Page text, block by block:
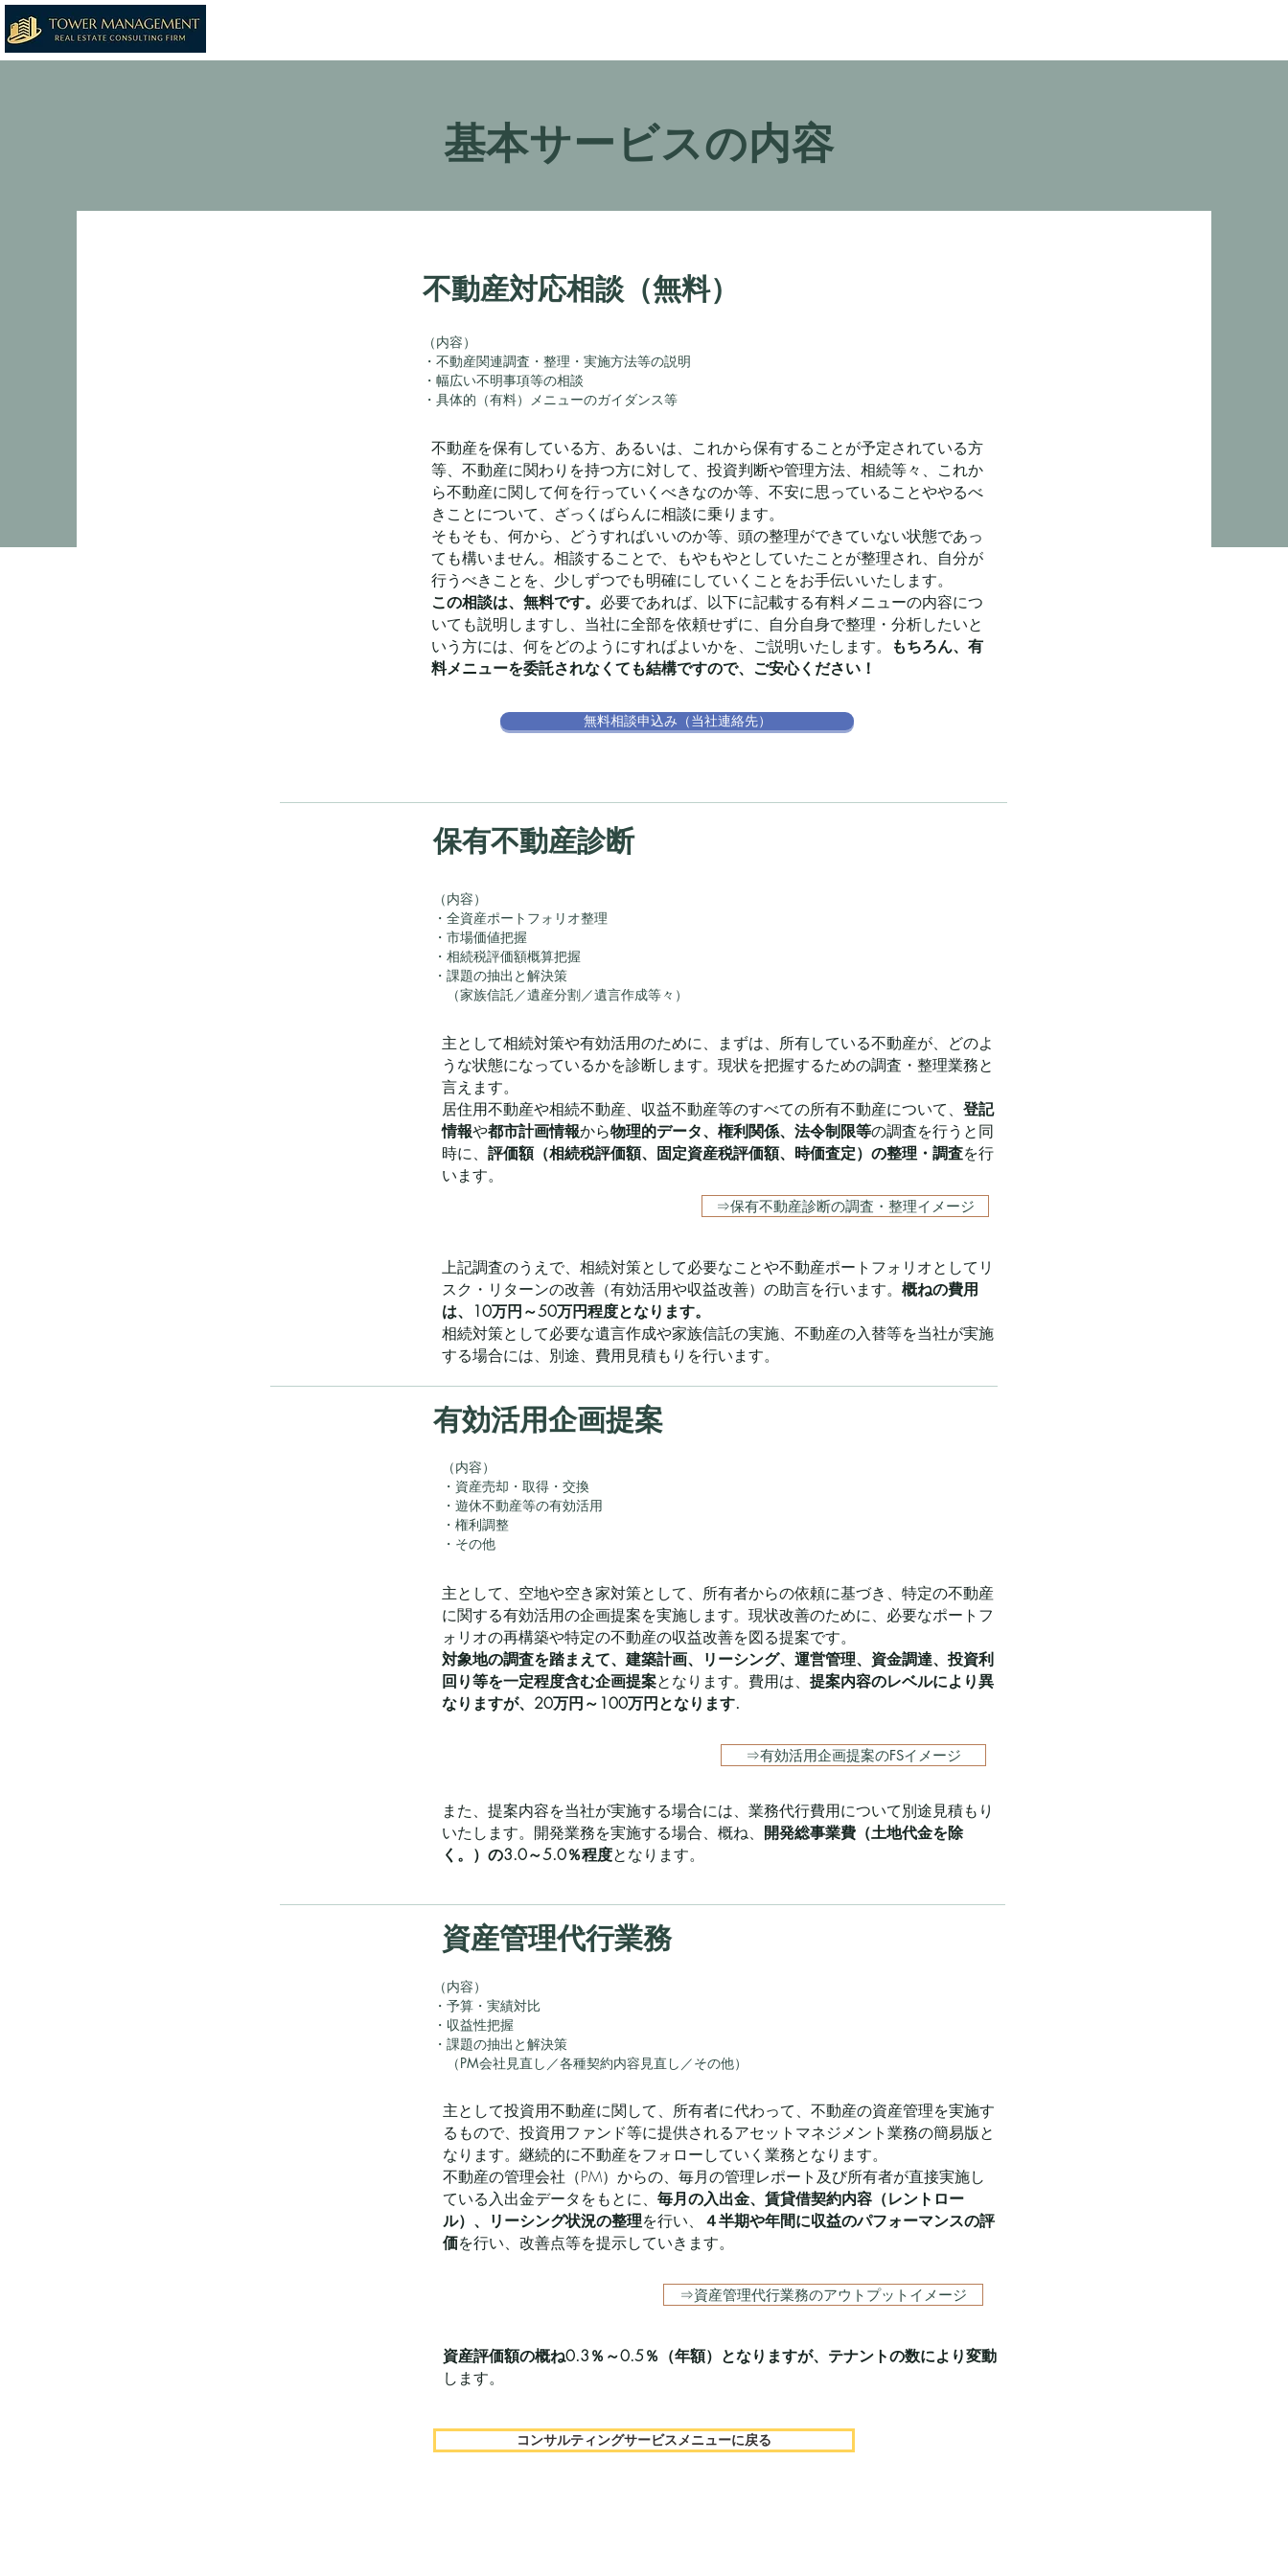
基本サービスの内容
​不動産対応相談（無料）
（内容）
・不動産関連調査・整理・実施方法等の説明
・幅広い不明事項等の相談
・具体的（有料）メニューのガイダンス等
不動産を保有している方、あるいは、これから保有することが予定されている方
等、不動産に関わりを持つ方に対して、投資判断や管理方法、相続等々、これか
ら不動産に関して何を行っていくべきなのか等、不安に思っていることややるべ
きことについて、ざっくばらんに相談に乗ります。
そもそも、何から、どうすればいいのか等、頭の整理ができていない状態であっ
ても構いません。相談することで、もやもやとしていたことが整理され、自分が
行うべきことを、少しずつでも明確にしていくことをお手伝いいたします。
この相談は、無料です。 必要であれば、以下に記載する有料メニューの内容につ
いても説明しますし、当社に全部を依頼せずに、自分自身で整理・分析したいと
いう方には、何をどのようにすればよいかを、ご説明いたします。
もちろん、有
料メニューを委託されなくても結構ですので、ご安心ください！
無料相談申込み（当社連絡先）
保有不動産診断
（内容）
・全資産ポートフォリオ整理
・市場価値把握
・相続税評価額概算把握
・課題の抽出と解決策
（家族信託／遺産分割／遺言作成等々）
主として相続対策や有効活用のために、まずは、所有している不動産が、どのよ
うな状態になっているかを診断します。現状を把握するための調査・整理業務と
言えます。
居住用不動産や相続不動産、収益不動産等のすべての所有不動産について、 登記
情報や都市計画情報から物理的データ、権利関係、法令制限等の調査を行うと同
時に、 評価額（相続税評価額、固定資産税評価額、時価査定）の整理・調査を行
います。
⇒保有不動産診断の調査・整理イメージ
上記調査のうえで、相続対策として必要なことや不動産ポートフォリオとしてリ
スク・リターンの改善（有効活用や収益改善）の助言を行います。 概ねの費用
は、10万円～50万円程度となります。
相続対策として必要な遺言作成や家族信託の実施、不動産の入替等を当社が実施
する場合には、別途、費用見積もりを行います。
有効活用企画提案
（内容）
・資産売却・取得・交換
・遊休不動産等の有効活用
・権利調整
・その他
主として、空地や空き家対策として、所有者からの依頼に基づき、特定の不動産
に関する有効活用の企画提案を実施します。現状改善のために、必要なポートフ
ォリオの再構築や特定の不動産の収益改善を図る提案です。
対象地の調査を踏まえて、建築計画、リーシング、運営管理、資金調達、投資利
回り等を一定程度含む企画提案となります。費用は、 提案内容のレベルにより異
なりますが、20万円～100万円となります.
⇒有効活用企画提案のFSイメージ
また、提案内容を当社が実施する場合には、業務代行費用について別途見積もり
いたします。開発業務を実施する場合、概ね、 開発総事業費（土地代金を除
く。）の3.0～5.0％程度となります。
資産管理代行業務
（内容）
・予算・実績対比
・収益性把握
・課題の抽出と解決策
（PM会社見直し／各種契約内容見直し／その他）
主として投資用不動産に関して、所有者に代わって、不動産の資産管理を実施す
るもので、投資用ファンド等に提供されるアセットマネジメント業務の簡易版と
なります。継続的に不動産をフォローしていく業務となります。
不動産の管理会社（PM）からの、毎月の管理レポート及び所有者が直接実施し
ている入出金データをもとに、 毎月の入出金、賃貸借契約内容（レントロー
ル）、リーシング状況の整理を行い、
４半期や年間に収益のパフォーマンスの評
価を行い、改善点等を提示していきます。
⇒資産管理代行業務のアウトプットイメージ
資産評価額の概ね0.3％～0.5％（年額）となりますが、テナントの数により変動
します。
コンサルティングサービスメニューに戻る